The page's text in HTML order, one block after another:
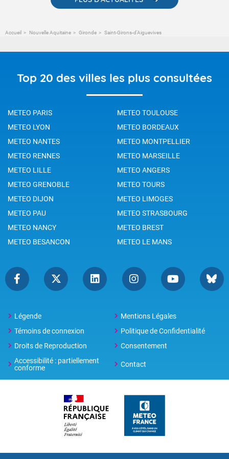
Accueil Nouvelle Aquitaine Gironde Saint-Girons-d'Aiguevives
Top 20 des villes les plus consultées
METEO PARIS
METEO TOULOUSE
METEO LYON
METEO BORDEAUX
METEO NANTES
METEO MONTPELLIER
METEO RENNES
METEO MARSEILLE
METEO LILLE
METEO ANGERS
METEO GRENOBLE
METEO TOURS
METEO DIJON
METEO LIMOGES
METEO PAU
METEO STRASBOURG
METEO NANCY
METEO BREST
METEO BESANCON
METEO LE MANS
Légende
Mentions Légales
Témoins de connexion
Politique de Confidentialité
Droits de Reproduction
Consentement
Accessibilité : partiellement
conforme
Contact